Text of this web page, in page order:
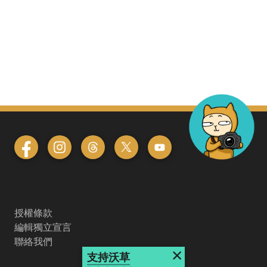
授權條款
編輯獨立宣言
聯絡我們
支持沃草 ×